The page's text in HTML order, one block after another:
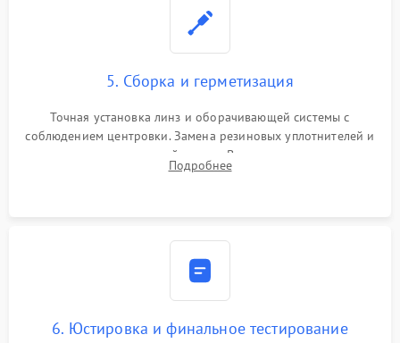
5. Сборка и герметизация
Точная установка линз и оборачивающей системы с
соблюдением центровки. Замена резиновых уплотнителей и
нанесение влагозащитной смазки. Вакуумирование корпуса
и заполнение его осушенным азотом или аргоном для
Подробнее
6. Юстировка и финальное тестирование